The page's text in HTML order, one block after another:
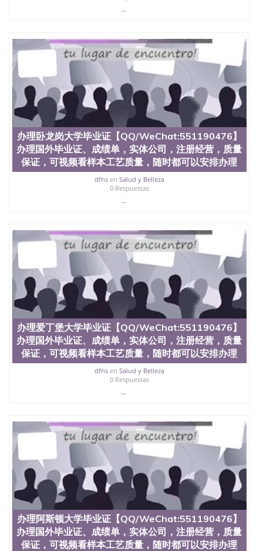
...
办理卧龙岗大学毕业证【QQ/WeChat:551190476】
办理国外毕业证、成绩单，实体公司，注册经营，质量
保证，可视频看样本工艺质量，随时都可以安排办理
dfnsen Salud y Belleza
0 Respuestas
...
办理爱丁堡大学毕业证【QQ/WeChat:551190476】
办理国外毕业证、成绩单，实体公司，注册经营，质量
保证，可视频看样本工艺质量，随时都可以安排办理
dfnsen Salud y Belleza
0 Respuestas
...
办理阿斯顿大学毕业证【QQ/WeChat:551190476】
办理国外毕业证、成绩单，实体公司，注册经营，质量
保证，可视频看样本工艺质量，随时都可以安排办理